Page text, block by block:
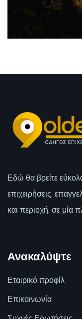
Εδώ θα βρείτε
επιχειρήσεις,
και περιοχή, σε μία
Ανακαλύψτε
Εταιρικό προφίλ
Επικοινωνία